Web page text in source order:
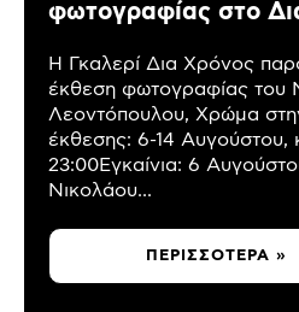
φωτογραφίας στο
Η Γκαλερί Δια Χρόνος
έκθεση φωτογραφίας του
Λεοντόπουλου, Χρώμα
έκθεσης: 6-14 Αυγούστου,
23:00Εγκαίνια: 6
Νικολάου...
ΠΕΡΙΣΣΌΤΕΡΑ »